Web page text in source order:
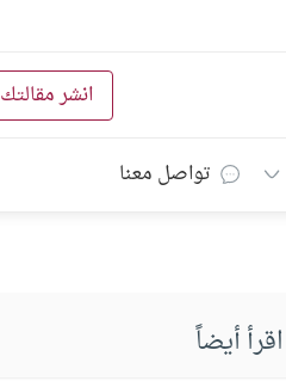
انشر مقالتك
تواصل معنا
اقرأ أيضاً